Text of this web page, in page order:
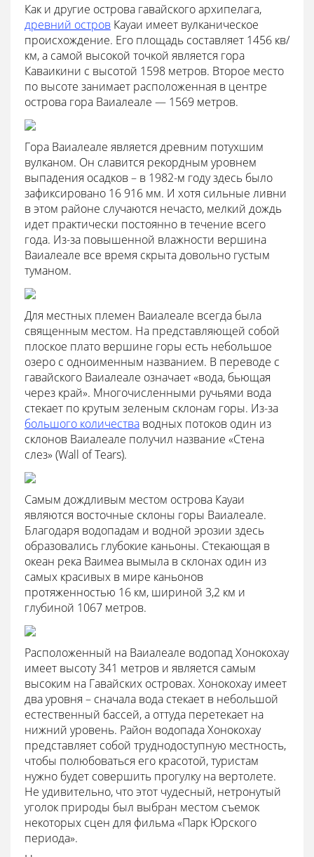
Как и другие острова гавайского архипелага,
древний остров Кауаи имеет вулканическое
происхождение. Его площадь составляет 1456 кв/
км, а самой высокой точкой является гора
Каваикини с высотой 1598 метров. Второе место
по высоте занимает расположенная в центре
острова гора Ваиалеале — 1569 метров.
Гора Ваиалеале является древним потухшим
вулканом. Он славится рекордным уровнем
выпадения осадков – в 1982-м году здесь было
зафиксировано 16 916 мм. И хотя сильные ливни
в этом районе случаются нечасто, мелкий дождь
идет практически постоянно в течение всего
года. Из-за повышенной влажности вершина
Ваиалеале все время скрыта довольно густым
туманом.
Для местных племен Ваиалеале всегда была
священным местом. На представляющей собой
плоское плато вершине горы есть небольшое
озеро с одноименным названием. В переводе с
гавайского Ваиалеале означает «вода, бьющая
через край». Многочисленными ручьями вода
стекает по крутым зеленым склонам горы. Из-за
большого количества водных потоков один из
склонов Ваиалеале получил название «Стена
слез» (Wall of Tears).
Самым дождливым местом острова Кауаи
являются восточные склоны горы Ваиалеале.
Благодаря водопадам и водной эрозии здесь
образовались глубокие каньоны. Стекающая в
океан река Ваимеа вымыла в склонах один из
самых красивых в мире каньонов
протяженностью 16 км, шириной 3,2 км и
глубиной 1067 метров.
Расположенный на Ваиалеале водопад Хонокохау
имеет высоту 341 метров и является самым
высоким на Гавайских островах. Хонокохау имеет
два уровня – сначала вода стекает в небольшой
естественный бассей, а оттуда перетекает на
нижний уровень. Район водопада Хонокохау
представляет собой труднодоступную местность,
чтобы полюбоваться его красотой, туристам
нужно будет совершить прогулку на вертолете.
Не удивительно, что этот чудесный, нетронутый
уголок природы был выбран местом съемок
некоторых сцен для фильма «Парк Юрского
периода».